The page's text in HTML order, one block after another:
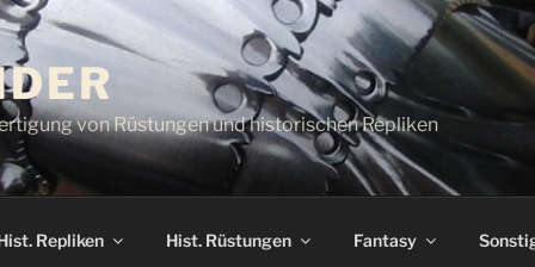
von Rüstungen und historischen Repliken
Repliken Hist. Rüstungen Fantasy